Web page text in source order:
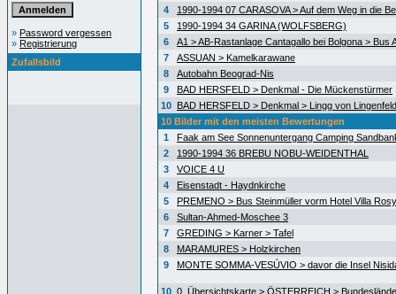
» Password vergessen
» Registrierung
Zufallsbild
4
1990-1994 07 CARASOVA > Auf dem Weg in die
5
1990-1994 34 GARINA (WOLFSBERG)
6
A1 > AB-Rastanlage Cantagallo bei Bolgona > Bus
7
ASSUAN > Kamelkarawane
8
Autobahn Beograd-Nis
9
BAD HERSFELD > Denkmal - Die Mückenstürmer
10 BAD HERSFELD > Denkmal > Lingg von Lingenfeld
10 Bilder mit den meisten Bewertungen
1
Faak am See Sonnenuntergang Camping
2
1990-1994 36 BREBU NOBU-WEIDENTHAL
3
VOICE 4 U
4
Eisenstadt - Haydnkirche
5
PREMENO > Bus Steinmüller vorm Hotel Villa Rosy
6
Sultan-Ahmed-Moschee 3
7
GREDING > Karner > Tafel
8
MARAMURES > Holzkirchen
9
MONTE SOMMA-VESÚVIO > davor die Insel
10 0_Übersichtskarte > ÖSTERREICH >